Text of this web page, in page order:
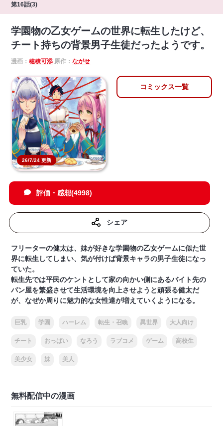
第16話(3)
学園物の乙女ゲームの世界に転生したけど、
チート持ちの背景男子生徒だったようです。
漫画：穂積可添 原作：ながせ
26/7/24 更新
コミックス一覧
評価・感想(4998)
シェア
フリーターの健太は、妹が好きな学園物の乙女ゲームに似た世
界に転生してしまい、気が付けば背景キャラの男子生徒になっ
ていた。
転生先では平民のケントとして家の向かい側にあるバイト先の
パン屋を繁盛させて生活環境を向上させようと頑張る健太だ
が、なぜか周りに魅力的な女性達が増えていくようになる。
巨乳 学園 ハーレム 転生・召喚 異世界 大人向け
チート おっぱい なろう ラブコメ ゲーム 高校生
美少女 妹 美人
無料配信中の漫画